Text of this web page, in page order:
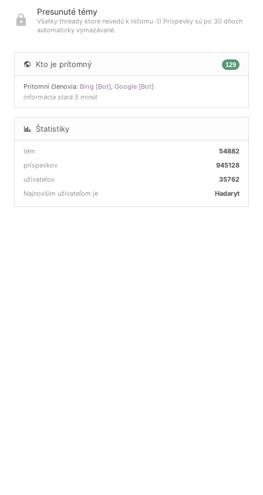
Presunuté témy
Všetky thready ktoré nevedú k ničomu :)) Príspevky sú po 30 dňoch
automaticky vymazávané.
Kto je prítomný 129
Prítomní členovia: Bing [Bot] Google [Bot]
informácia stará 5 minút
Štatistiky
54882
tém
945128
príspevkov
35762
užívateľov
Najnovším užívateľom je
Hadaryt